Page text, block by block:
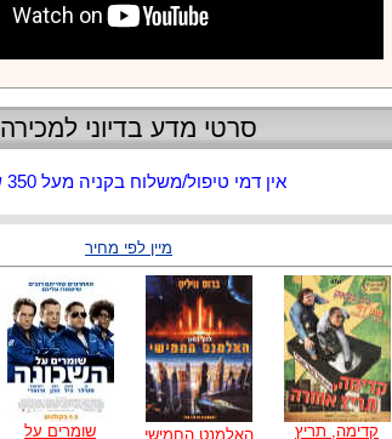
סרטי מדע בדיוני למכירה
אין דמי טיפול/משלוח בקניה מעל 350 ש"ח
מיין לפי מחיר
קדימה, תריץ
האלמנט החמישי
שומרים על